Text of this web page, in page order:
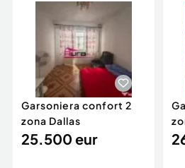
Garsoniera confort 2
zona Dallas
25.500 eur